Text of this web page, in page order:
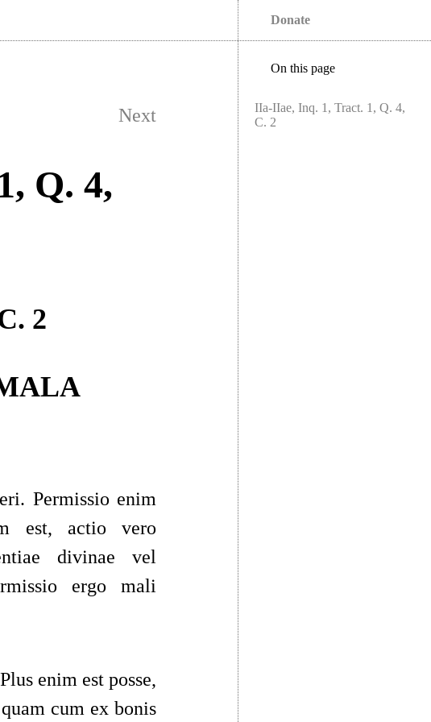
Donate
Next
Q. 4,
2
Permissio enim
est, actio vero
divinae vel
ergo mali
enim est posse,
cum ex bonis
On this page
IIa-IIae, Inq. 1, Tract. 1, Q. 4,
C. 2